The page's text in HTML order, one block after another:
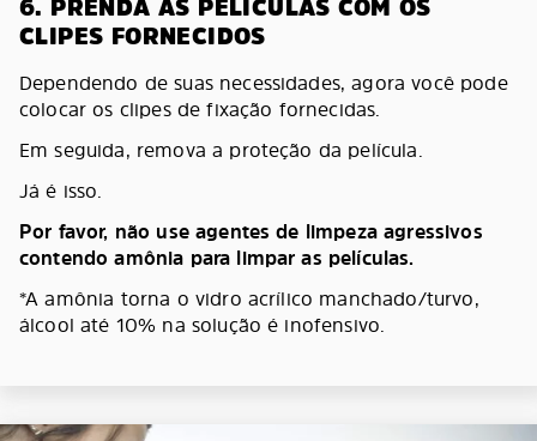
6. PRENDA AS PELÍCULAS COM OS
CLIPES FORNECIDOS
Dependendo de suas necessidades, agora você pode
colocar os clipes de fixação fornecidas.
Em seguida, remova a proteção da película.
Já é isso.
Por favor, não use agentes de limpeza agressivos
contendo amônia para limpar as películas.
*A amônia torna o vidro acrílico manchado/turvo,
álcool até 10% na solução é inofensivo.